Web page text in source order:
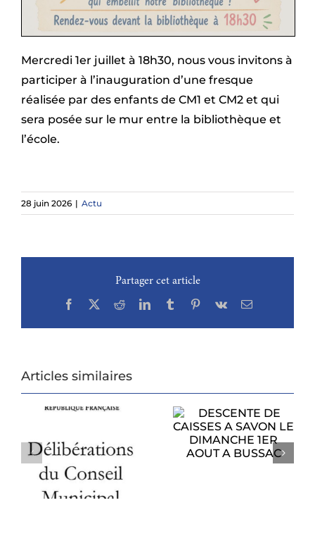
Mercredi 1er juillet à 18h30, nous vous invitons à
participer à l’inauguration d’une fresque
réalisée par des enfants de CM1 et CM2 et qui
sera posée sur le mur entre la bibliothèque et
l’école.
28 juin 2026 | Actu
Partager cet article
Facebook
X RedditLinkedInTumblrPinterest
Vk Email
Articles similaires
DESCENTE DE
LE DIMANCHE
1ER AOUT A
BUSSAC
PROCHAIN
CONSEIL